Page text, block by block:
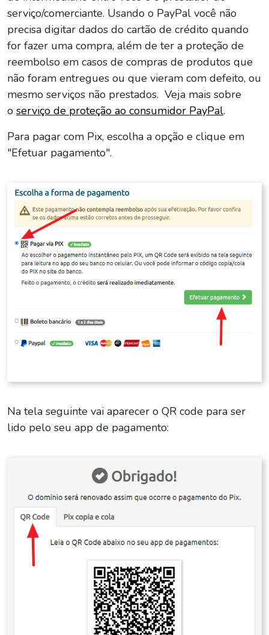
serviço/comerciante. Usando o PayPal você não
precisa digitar dados do cartão de crédito quando
for fazer uma compra, além de ter a proteção de
reembolso em casos de compras de produtos que
não foram entregues ou que vieram com defeito, ou
mesmo serviços não prestados. Veja mais sobre
o serviço de proteção ao consumidor PayPal.
Para pagar com Pix, escolha a opção e clique em
"Efetuar pagamento".
Na tela seguinte vai aparecer o QR code para ser
lido pelo seu app de pagamento: